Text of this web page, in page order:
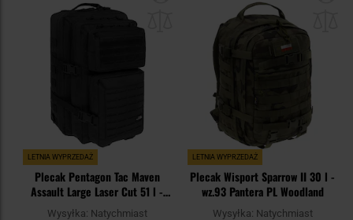
schowka
LETNIA WYPRZEDAŻ
Plecak Pentagon Tac Maven
Assault Large Laser Cut 51 l -
Black
Wysyłka: Natychmiast
LETNIA WYPRZEDAŻ
Plecak Wisport Sparrow II 30 l -
wz.93 Pantera PL Woodland
Wysyłka: Natychmiast